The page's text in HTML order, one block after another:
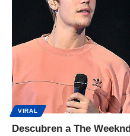
VIRAL
Descubren a The